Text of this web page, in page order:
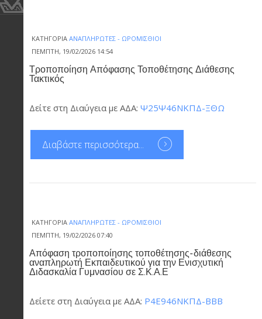
ΚΑΤΗΓΟΡΊΑ ΑΝΑΠΛΗΡΩΤΈΣ - ΩΡΟΜΊΣΘΙΟΙ
ΠΈΜΠΤΗ, 19/02/2026 14:54
Τροποποίηση Απόφασης Τοποθέτησης Διάθεσης
Τακτικός
Δείτε στη Διαύγεια με ΑΔΑ: Ψ25Ψ46ΝΚΠΔ-ΞΘΩ
Διαβάστε περισσότερα...
ΚΑΤΗΓΟΡΊΑ ΑΝΑΠΛΗΡΩΤΈΣ - ΩΡΟΜΊΣΘΙΟΙ
ΠΈΜΠΤΗ, 19/02/2026 07:40
Απόφαση τροποποίησης τοποθέτησης-διάθεσης
αναπληρωτή Εκπαιδευτικού για την Ενισχυτική
Διδασκαλία Γυμνασίου σε Σ.Κ.Α.Ε
Δείετε στη Διαύγεια με ΑΔΑ: Ρ4Ε946ΝΚΠΔ-ΒΒΒ